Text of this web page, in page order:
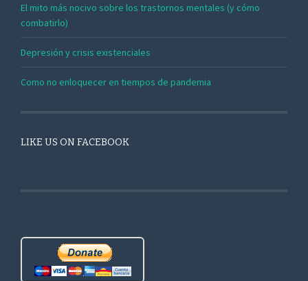
El mito más nocivo sobre los trastornos mentales (y cómo
combatirlo)
Depresión y crisis existenciales
Como no enloquecer en tiempos de pandemia
LIKE US ON FACEBOOK